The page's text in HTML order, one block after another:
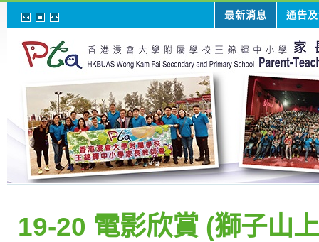
最新消息 通告
19-20 電影欣賞 (獅子山